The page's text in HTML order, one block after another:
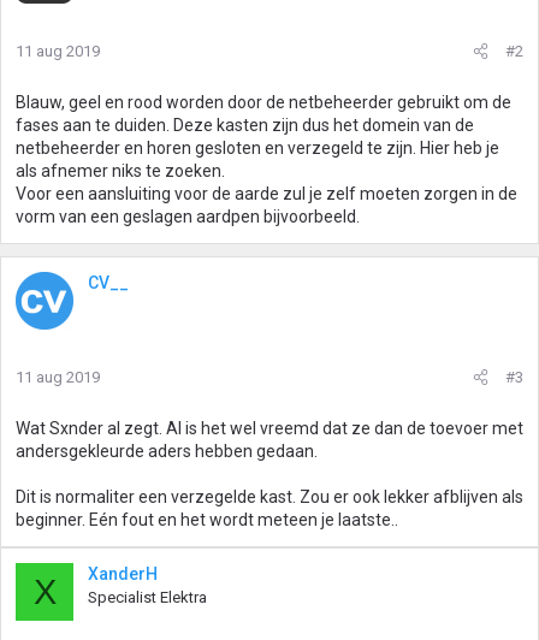
11 aug 2019 #2
Blauw, geel en rood worden door de netbeheerder gebruikt om de
fases aan te duiden. Deze kasten zijn dus het domein van de
netbeheerder en horen gesloten en verzegeld te zijn. Hier heb je
als afnemer niks te zoeken.
Voor een aansluiting voor de aarde zul je zelf moeten zorgen in de
vorm van een geslagen aardpen bijvoorbeeld.
CV__
11 aug 2019 #3
Wat Sxnder al zegt. Al is het wel vreemd dat ze dan de toevoer met
andersgekleurde aders hebben gedaan.
Dit is normaliter een verzegelde kast. Zou er ook lekker afblijven als
beginner. Eén fout en het wordt meteen je laatste..
X XanderH
Specialist Elektra